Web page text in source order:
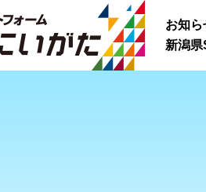
お知ら
新潟